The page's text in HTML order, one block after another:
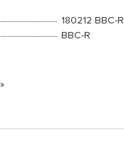
180212 BBC-R
BBC-R